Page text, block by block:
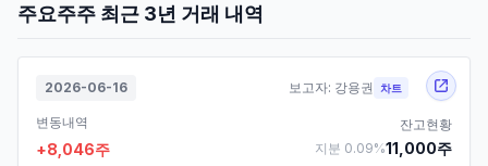
주요주주 최근 3년 거래 내역
2026-06-16 보고자: 강용권 차트
변동내역
+8,046주
잔고현황
지분 0.09%11,000주